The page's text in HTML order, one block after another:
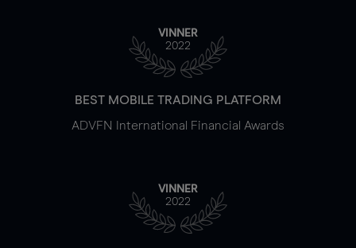
VINNER
2022
BEST MOBILE TRADING PLATFORM
ADVFN International Financial Awards
VINNER
2022